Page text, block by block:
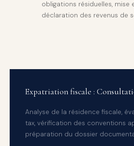
obligations résiduelles, mise
déclaration des revenus de
Expatriation fiscale :
Analyse de la résidence fiscale,
tax, vérification des conventions
préparation du dossier